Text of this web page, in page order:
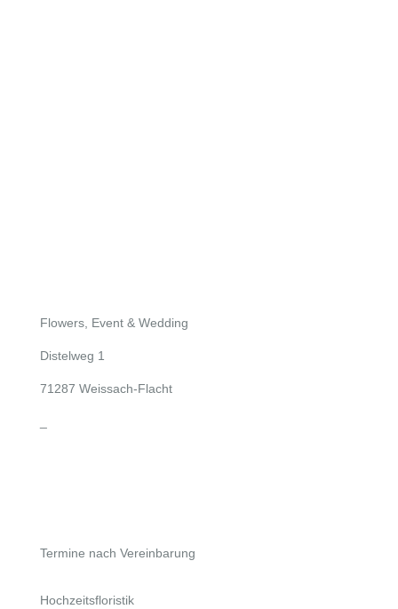
Flowers, Event & Wedding
Distelweg 1
71287 Weissach-Flacht
Termine nach Vereinbarung
Hochzeitsfloristik